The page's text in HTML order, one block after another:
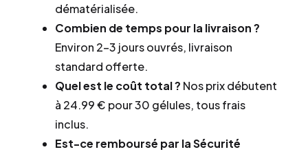
dématérialisée.
Combien de temps pour la livraison ?
Environ 2–3 jours ouvrés, livraison
standard offerte.
Quel est le coût total ? Nos prix débutent
à 24.99 € pour 30 gélules, tous frais
inclus.
Est-ce remboursé par la Sécurité